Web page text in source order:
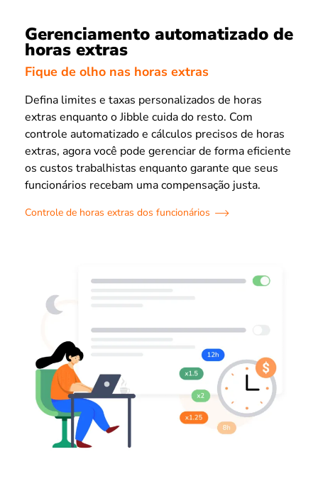
Gerenciamento automatizado de
horas extras
Fique de olho nas horas extras
Defina limites e taxas personalizados de horas
extras enquanto o Jibble cuida do resto. Com
controle automatizado e cálculos precisos de horas
extras, agora você pode gerenciar de forma eficiente
os custos trabalhistas enquanto garante que seus
funcionários recebam uma compensação justa.
Controle de horas extras dos funcionários